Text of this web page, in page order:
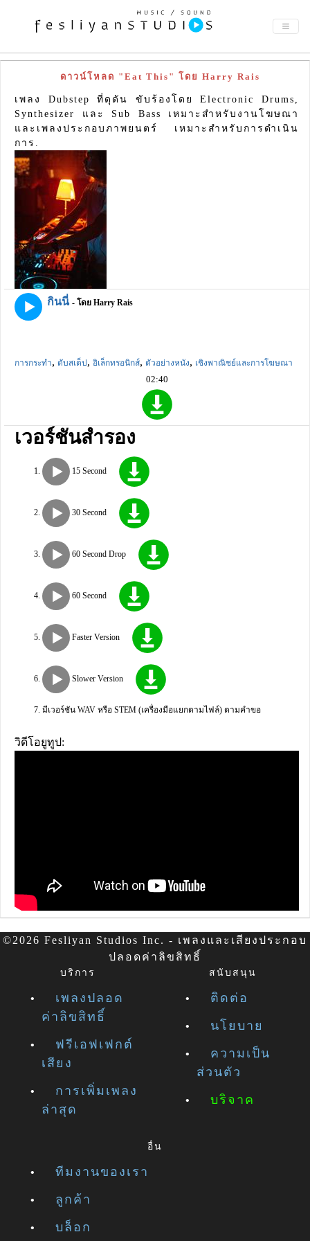
ดาวน์โหลด "Eat This" โดย Harry Rais
เพลง Dubstep ที่ดุดัน ขับร้องโดย Electronic Drums,
Synthesizer และ Sub Bass เหมาะสำหรับงานโฆษณา
และเพลงประกอบภาพยนตร์ เหมาะสำหรับการดำเนิน
การ.
กินนี่ - โดย Harry Rais
การกระทำ, ดับสเต็ป , อิเล็กทรอนิกส์, ตัวอย่างหนัง, เชิงพาณิชย์และการโฆษณา
02:40
เวอร์ชันสำรอง
15 Second
30 Second
60 Second Drop
60 Second
Faster Version
Slower Version
มีเวอร์ชัน WAV หรือ STEM (เครื่องมือแยกตามไฟล์) ตามคำขอ
วิดีโอยูทูป:
©2026 Fesliyan Studios Inc. - เพลงและเสียงประกอบ
ปลอดค่าลิขสิทธิ์
บริการ
เพลงปลอด
ค่าลิขสิทธิ์
ฟรีเอฟเฟกต์
เสียง
การเพิ่มเพลง
ล่าสุด
สนับสนุน
ติดต่อ
นโยบาย
ความเป็น
ส่วนตัว
บริจาค
อื่น
ทีมงานของเรา
ลูกค้า
บล็อก